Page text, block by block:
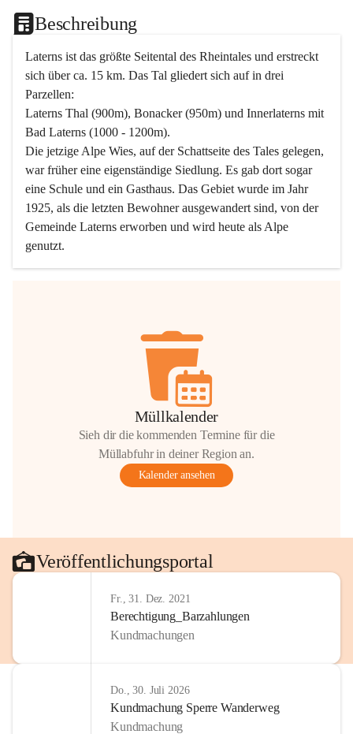
Beschreibung
Laterns ist das größte Seitental des Rheintales und erstreckt
sich über ca. 15 km. Das Tal gliedert sich auf in drei
Parzellen:
Laterns Thal (900m), Bonacker (950m) und Innerlaterns mit
Bad Laterns (1000 - 1200m).
Die jetzige Alpe Wies, auf der Schattseite des Tales gelegen,
war früher eine eigenständige Siedlung. Es gab dort sogar
eine Schule und ein Gasthaus. Das Gebiet wurde im Jahr
1925, als die letzten Bewohner ausgewandert sind, von der
Gemeinde Laterns erworben und wird heute als Alpe
genutzt.
Müllkalender
Sieh dir die kommenden Termine für die
Müllabfuhr in deiner Region an.
Kalender ansehen
Veröffentlichungsportal
Fr., 31. Dez. 2021
Berechtigung_Barzahlungen
Kundmachungen
Do., 30. Juli 2026
Kundmachung Sperre Wanderweg
Kundmachung